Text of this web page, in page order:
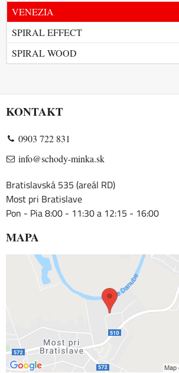
VENEZIA
SPIRAL EFFECT
SPIRAL WOOD
KONTAKT
0903 722 831
info@schody-minka.sk
Bratislavská 535 (areál RD)
Most pri Bratislave
Pon - Pia 8:00 - 11:30 a 12:15 - 16:00
MAPA